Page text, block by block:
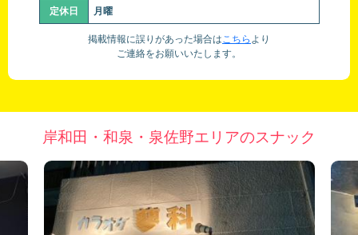
定休日 月曜
掲載情報に誤りがあった場合はこちら より
ご連絡をお願いいたします。
岸和田・和泉・泉佐野エリアのスナック